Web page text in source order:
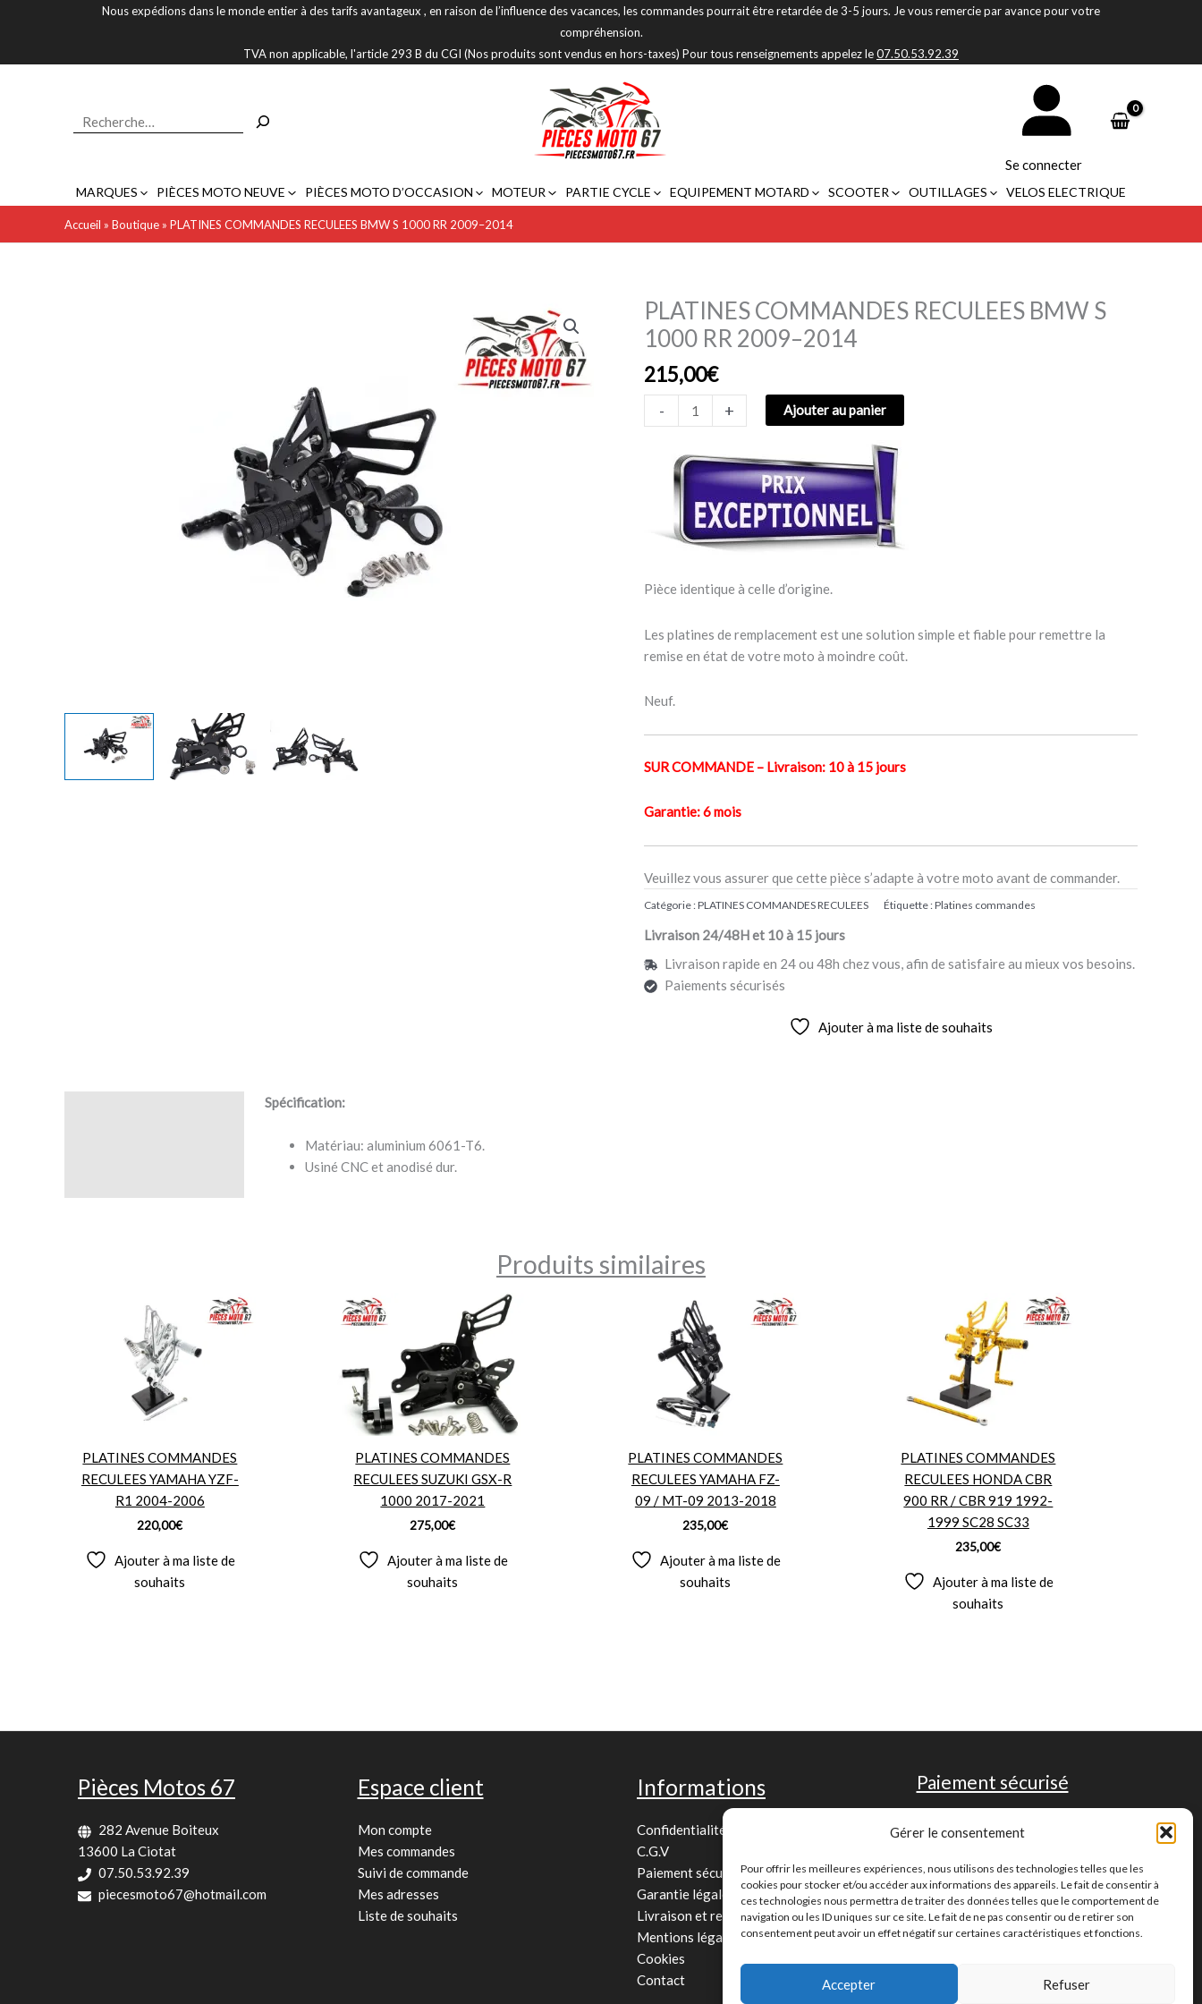
Gérer le consentement
Pour offrir les meilleures expériences, nous utilisons des technologies telles que les
cookies pour stocker et/ou accéder aux informations des appareils. Le fait de consentir à
ces technologies nous permettra de traiter des données telles que le comportement de
navigation ou les ID uniques sur ce site. Le fait de ne pas consentir ou de retirer son
consentement peut avoir un effet négatif sur certaines caractéristiques et fonctions.
Accepter Refuser
Nous expédions dans le monde entier à des tarifs avantageux , en raison de l’influence des vacances, les commandes pourrait être retardée de 3-5 jours. Je vous remercie par avance pour votre
compréhension.
TVA non applicable, l'article 293 B du CGI (Nos produits sont vendus en hors-taxes) Pour tous renseignements appelez le07.50.53.92.39
Se connecter
MARQUES PIÈCES MOTO NEUVE PIÈCES MOTO D’OCCASION MOTEUR PARTIE CYCLE EQUIPEMENT MOTARD SCOOTER OUTILLAGES VELOS ELECTRIQUE
Accueil » Boutique » PLATINES COMMANDES RECULEES BMW S 1000 RR 2009–2014
PLATINES COMMANDES RECULEES BMW S
1000 RR 2009–2014
215,00€
-
quantité
de
PLATINES
COMMANDES
RECULEES
BMW
2009–
2014
+ Ajouter au panier
Pièce identique à celle d’origine.
Les platines de remplacement est une solution simple et fiable pour remettre la
remise en état de votre moto à moindre coût.
Neuf.
SUR COMMANDE – Livraison: 10 à 15 jours
Garantie: 6 mois
Veuillez vous assurer que cette pièce s’adapte à votre moto avant de commander.
Catégorie :PLATINES COMMANDES RECULEES Étiquette :Platines commandes
Livraison 24/48H et 10 à 15 jours
Livraison rapide en 24 ou 48h chez vous, afin de satisfaire au mieux vos besoins.
Paiements sécurisés
Ajouter à ma liste de souhaits
Spécification:
Matériau: aluminium 6061-T6.
Usiné CNC et anodisé dur.
Produits similaires
PLATINES COMMANDES
RECULEES YAMAHA YZF-
R1 2004-2006
220,00€
Ajouter à ma liste de
souhaits
PLATINES COMMANDES
RECULEES SUZUKI GSX-R
1000 2017-2021
275,00€
Ajouter à ma liste de
souhaits
PLATINES COMMANDES
RECULEES YAMAHA FZ-
09 / MT-09 2013-2018
235,00€
Ajouter à ma liste de
souhaits
PLATINES COMMANDES
RECULEES HONDA CBR
900 RR / CBR 919 1992-
1999 SC28 SC33
235,00€
Ajouter à ma liste de
souhaits
Pièces Motos 67
282 Avenue Boiteux
13600 La Ciotat
07.50.53.92.39
piecesmoto67@hotmail.com
Espace client
Mon compte
Mes commandes
Suivi de commande
Mes adresses
Liste de souhaits
Informations
Confidentialité
C.G.V
Paiement sécurisé
Garantie légale
Livraison et retour
Mentions légales
Cookies
Contact
Paiement sécurisé